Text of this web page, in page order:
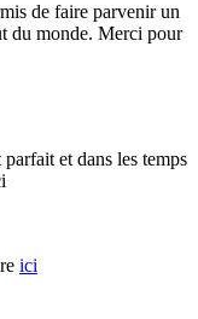
de faire parvenir un
du monde. Merci pour
et dans les temps
ici